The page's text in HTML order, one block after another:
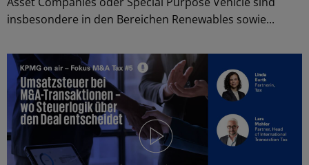
insbesondere in den Bereichen Renewables sowie...